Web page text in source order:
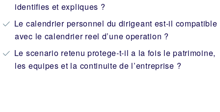
identifies et expliques ?
Le calendrier personnel du dirigeant est-il compatible
avec le calendrier reel d’une operation ?
Le scenario retenu protege-t-il a la fois le patrimoine,
les equipes et la continuite de l’entreprise ?